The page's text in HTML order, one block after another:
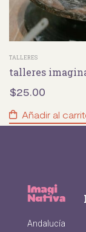
TALLERES
talleres
$25.00
Añadir al
Andalucía